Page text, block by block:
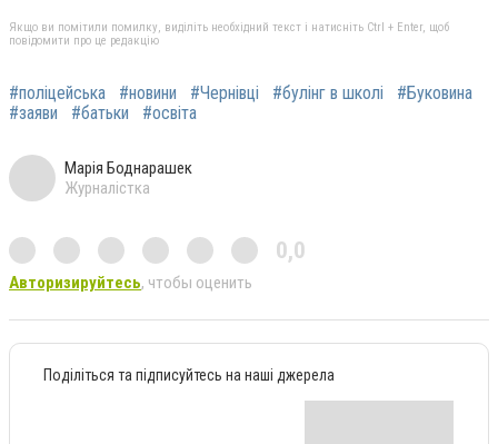
Якщо ви помітили помилку, виділіть необхідний текст і натисніть Ctrl + Enter, щоб
повідомити про це редакцію
#поліцейська #новини #Чернівці #булінг в школі
#Буковина
#заяви
#батьки #освіта
Марія Боднарашек
Журналістка
0,0
Авторизируйтесь, чтобы оценить
Поділіться та підписуйтесь на наші джерела